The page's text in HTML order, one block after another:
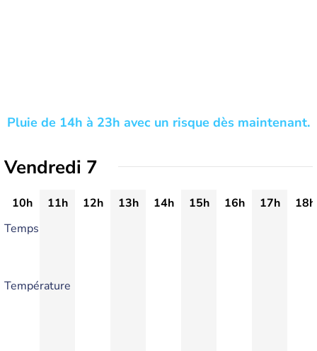
Pluie de 14h à 23h avec un risque dès maintenant.
Vendredi 7
10h 11h 12h 13h 14h 15h 16h 17h
18h
Temps
Température